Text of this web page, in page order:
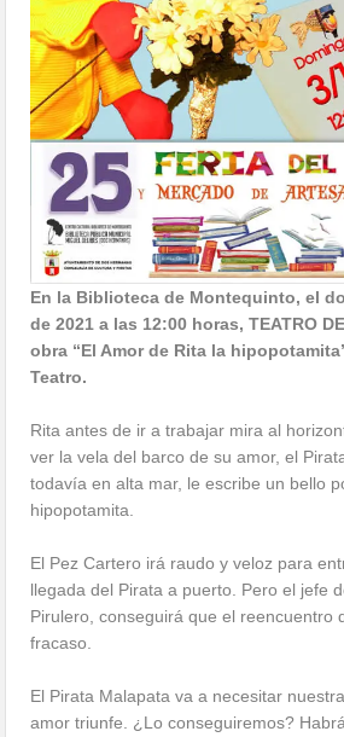
En la Biblioteca de Montequinto, el
de 2021 a las 12:00 horas, TEATRO
obra “El Amor de Rita la
Teatro.
Rita antes de ir a trabajar mira al
ver la vela del barco de su amor, el
todavía en alta mar, le escribe un bello
hipopotamita.
El Pez Cartero irá raudo y veloz para
llegada del Pirata a puerto. Pero el jefe
Pirulero, conseguirá que el reencuentro
fracaso.
El Pirata Malapata va a necesitar
amor triunfe. ¿Lo conseguiremos?